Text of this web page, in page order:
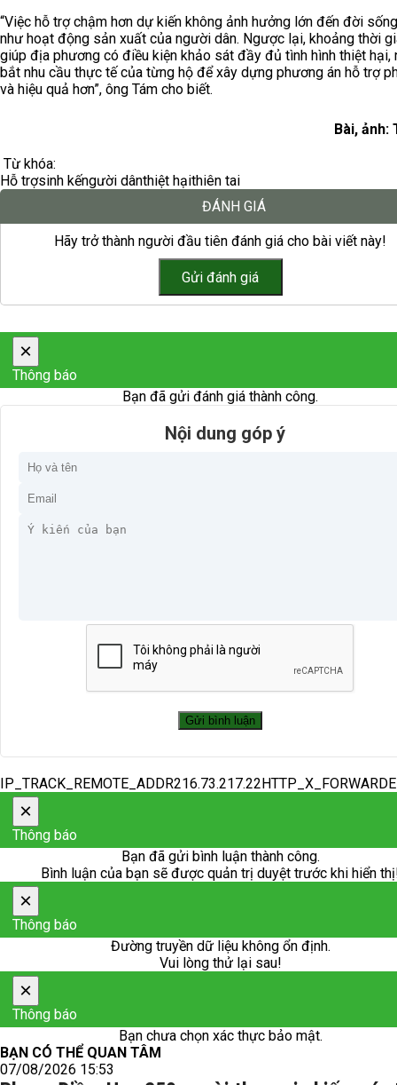
“Việc hỗ trợ chậm hơn dự kiến không ảnh hưởng lớn đến đời
như hoạt động sản xuất của người dân. Ngược lại, khoảng thời
giúp địa phương có điều kiện khảo sát đầy đủ tình hình thiệt hại,
bắt nhu cầu thực tế của từng hộ để xây dựng phương án hỗ trợ
và hiệu quả hơn”, ông Tám cho biết.
Bài, ảnh:
Từ khóa:
Hỗ trợsinh kếngười dânthiệt hạithiên tai
ĐÁNH GIÁ
Hãy trở thành người đầu tiên đánh giá cho bài viết này!
×
Thông báo
Bạn đã gửi đánh giá thành công.
Nội dung góp ý
×
Thông báo
Bạn đã gửi bình luận thành công.
Bình luận của bạn sẽ được quản trị duyệt trước khi hiển
×
Thông báo
Đường truyền dữ liệu không ổn định.
Vui lòng thử lại sau!
×
Thông báo
Bạn chưa chọn xác thực bảo mật.
BẠN CÓ THỂ QUAN TÂM
07/08/2026 15:53